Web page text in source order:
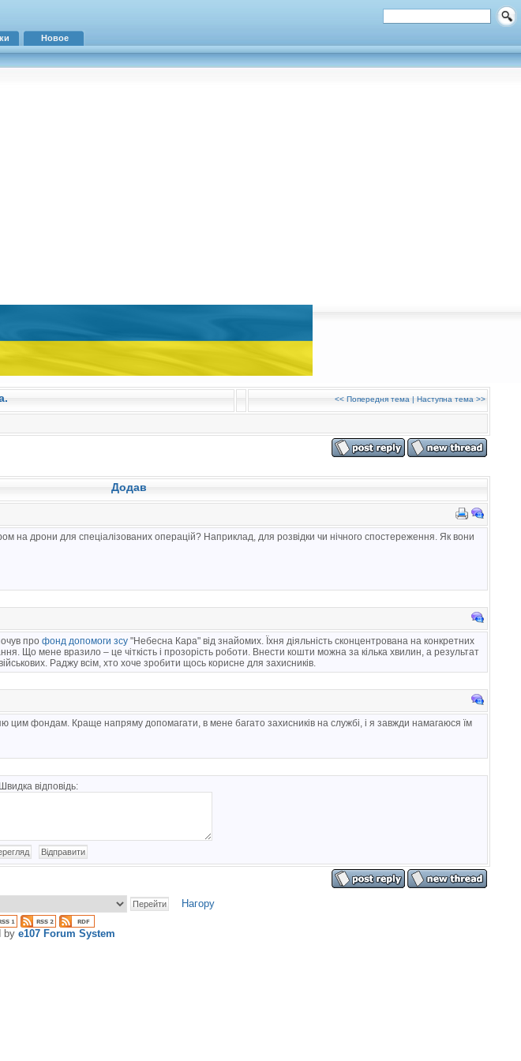
Новое
<< Попередня тема | Наступна тема >>
Додав
на дрони для спеціалізованих операцій? Наприклад, для розвідки чи нічного спостереження. Як вони
про фонд допомоги зсу"Небесна Кара" від знайомих. Їхня діяльність сконцентрована на конкретних
Що мене вразило – це чіткість і прозорість роботи. Внести кошти можна за кілька хвилин, а результат
Раджу всім, хто хоче зробити щось корисне для захисників.
цим фондам. Краще напряму допомагати, в мене багато захисників на службі, і я завжди намагаюся їм
Швидка відповідь:
Нагору
by e107 Forum System